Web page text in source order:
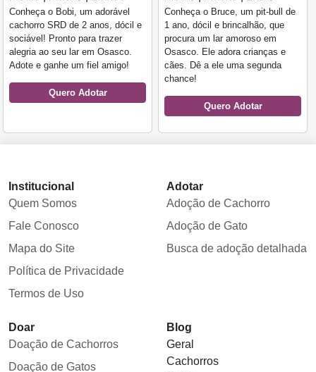
Conheça o Bobi, um adorável
cachorro SRD de 2 anos, dócil e
sociável! Pronto para trazer
alegria ao seu lar em Osasco.
Adote e ganhe um fiel amigo!
Quero Adotar
Conheça o Bruce, um pit-bull de
1 ano, dócil e brincalhão, que
procura um lar amoroso em
Osasco. Ele adora crianças e
cães. Dê a ele uma segunda
chance!
Quero Adotar
Institucional
Quem Somos
Fale Conosco
Mapa do Site
Política de Privacidade
Termos de Uso
Adotar
Adoção de Cachorro
Adoção de Gato
Busca de adoção detalhada
Doar
Doação de Cachorros
Doação de Gatos
Blog
Geral
Cachorros